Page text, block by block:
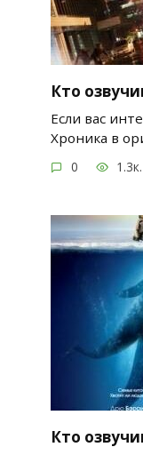
Кто
Если вас
Хроника в
0 1.3к.
Кто